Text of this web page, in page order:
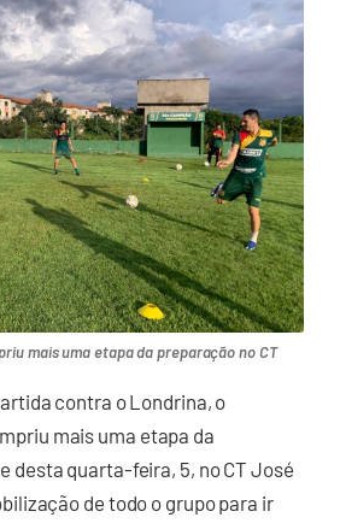
mais uma etapa da preparação no CT
contra o Londrina, o
mais uma etapa da
desta quarta-feira, 5, no CT José
de todo o grupo para ir